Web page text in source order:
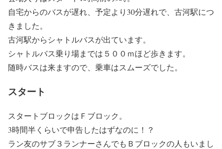
自宅からのバスが遅れ、予定より30分遅れで、古河駅につ
きました。
古河駅からシャトルバスが出ています。
シャトルバス乗り場までは５００ｍほど歩きます。
随時バスは来ますので、乗車はスムーズでした。
スタート
スタートブロックはＦブロック。
3時間半くらいで申告したはずなのに！？
ラン友のサブ３ランナーさんでもＢブロックの人もいまし